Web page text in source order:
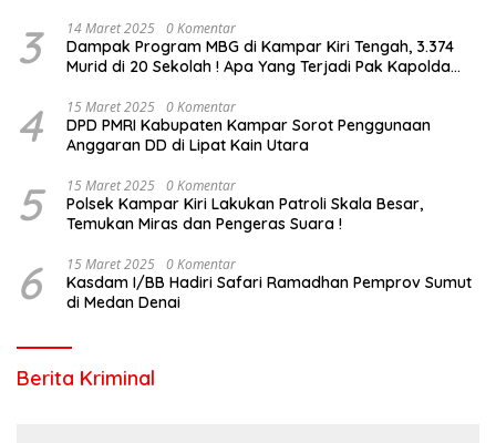
3 14 Maret 2025 0 Komentar
Dampak Program MBG di Kampar Kiri Tengah, 3.374
Murid di 20 Sekolah ! Apa Yang Terjadi Pak Kapolda
4 15 Maret 2025 0 Komentar
DPD PMRI Kabupaten Kampar Sorot Penggunaan
Anggaran DD di Lipat Kain Utara
5 15 Maret 2025 0 Komentar
Polsek Kampar Kiri Lakukan Patroli Skala Besar,
Temukan Miras dan Pengeras Suara !
6 15 Maret 2025 0 Komentar
Kasdam I/BB Hadiri Safari Ramadhan Pemprov Sumut
di Medan Denai
Berita Kriminal